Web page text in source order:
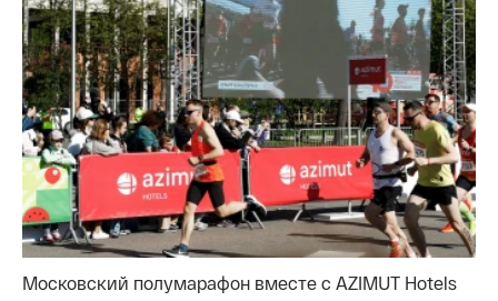
Московский полумарафон вместе с AZIMUT Hotels